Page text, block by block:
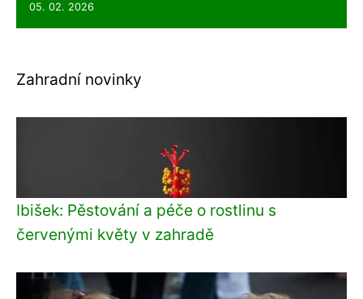
05. 02. 2026
Zahradní novinky
Ibišek: Pěstování a péče o rostlinu s
červenými květy v zahradě